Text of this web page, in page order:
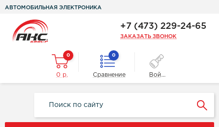
АВТОМОБИЛЬНАЯ ЭЛЕКТРОНИКА
+7 (473) 229-24-65
ЗАКАЗАТЬ ЗВОНОК
0
0 р.
0
Сравнение Войти